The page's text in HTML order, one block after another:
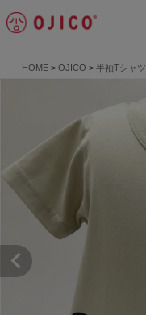
HOME OJICO 半袖Tシャツ